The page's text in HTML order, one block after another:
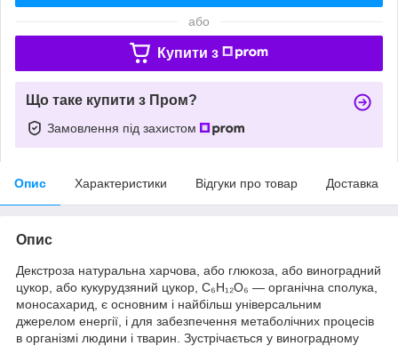
або
Купити з
Що таке купити з Пром?
Замовлення під захистом
Опис Характеристики Відгуки про товар Доставка
Опис
Декстроза натуральна харчова, або глюкоза, або виноградний
цукор, або кукурудзяний цукор, C₆H₁₂O₆ — органічна сполука,
моносахарид, є основним і найбільш універсальним
джерелом енергії, і для забезпечення метаболічних процесів
в організмі людини і тварин. Зустрічається у виноградному